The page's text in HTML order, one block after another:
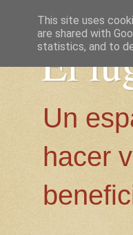
El
Un
hacer
This site uses
are shared with
statistics, and to